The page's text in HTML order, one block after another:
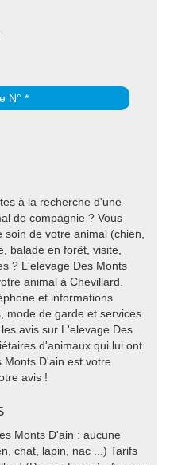
N° *
à la recherche d'une
de compagnie ? Vous
de votre animal (chien,
balade en forêt, visite,
? L'elevage Des Monts
animal à Chevillard.
et informations
mode de garde et services
avis sur L'elevage Des
d'animaux qui lui ont
D'ain est votre
avis !
Monts D'ain : aucune
chat, lapin, nac ...) Tarifs